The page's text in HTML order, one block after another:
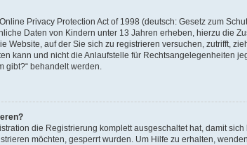
Privacy Protection Act of 1998 (deutsch: Gesetz zum
Daten von Kindern unter 13 Jahren erheben, hierzu die
Website, auf der Sie sich zu registrieren versuchen, zutrifft,
kann und nicht die Anlaufstelle für Rechtsangelegenheiten
gibt?“ behandelt werden.
die Registrierung komplett ausgeschaltet hat, damit
möchten, gesperrt wurden. Um Hilfe zu erhalten,